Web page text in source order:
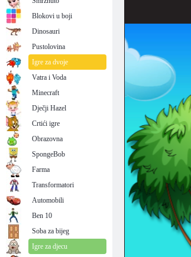
Blokovi u boji
Dinosauri
Pustolovina
Igre za dvoje
Vatra i Voda
Minecraft
Dječji Hazel
Crtići igre
Obrazovna
SpongeBob
Farma
Transformatori
Automobili
Ben 10
Soba za bijeg
Igre za djecu